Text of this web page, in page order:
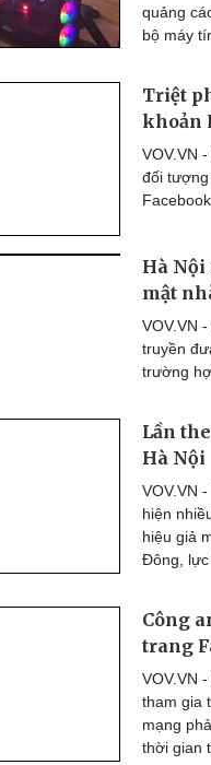
quảng
bộ máy
Triệt
khoản
VOV.VN
đối tượng
Hà Nội
mật
VOV.VN
truyền
trường
Lần
Hà Nội
VOV.VN
hiện
hiệu giả
Đông, lực
Công
trang
VOV.VN
tham gia
mạng
thời gian